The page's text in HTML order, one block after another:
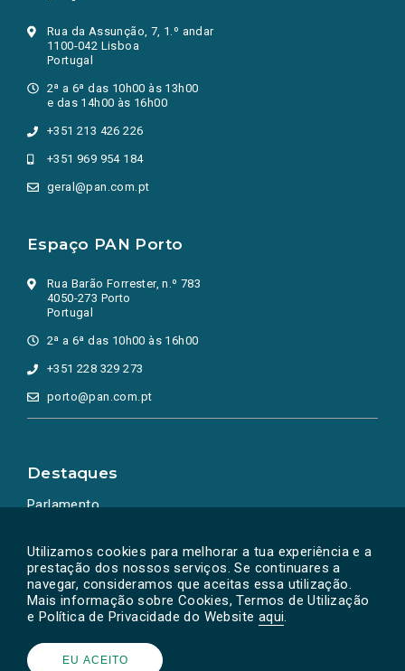
Utilizamos cookies para melhorar a tua experiência e a
prestação dos nossos serviços. Se continuares a
navegar, consideramos que aceitas essa utilização.
Mais informação sobre Cookies, Termos de Utilização
e Política de Privacidade do Website aqui.
EU ACEITO
Rua da Assunção, 7, 1.º andar
1100-042 Lisboa
Portugal
2ª a 6ª das 10h00 às 13h00
e das 14h00 às 16h00
+351 213 426 226
+351 969 954 184
geral@pan.com.pt
Espaço PAN Porto
Rua Barão Forrester, n.º 783
4050-273 Porto
Portugal
2ª a 6ª das 10h00 às 16h00
+351 228 329 273
porto@pan.com.pt
Destaques
Parlamento